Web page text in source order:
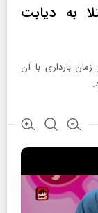
به دیابت
بارداری با آن